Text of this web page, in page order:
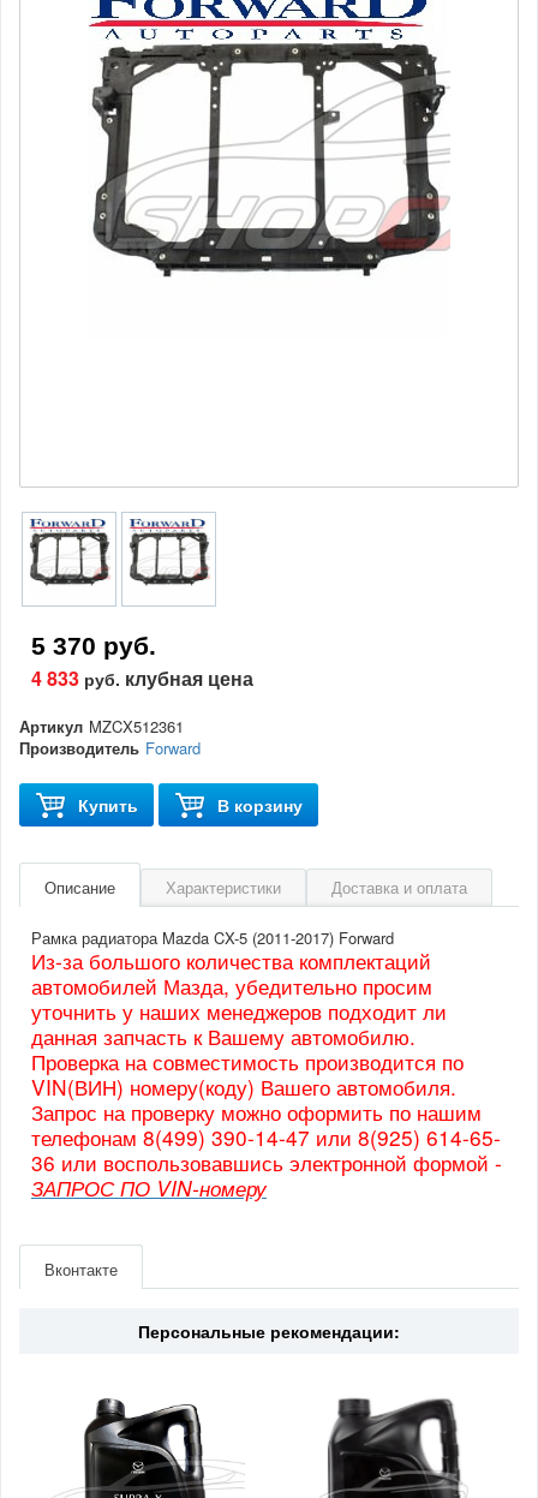
5 370 руб.
4 833 руб. клубная цена
Артикул MZCX512361
Производитель Forward
Купить В корзину
Описание Характеристики Доставка и оплата
Рамка радиатора Mazda CX-5 (2011-2017) Forward
Из-за большого количества комплектаций
автомобилей Мазда, убедительно просим
уточнить у наших менеджеров подходит ли
данная запчасть к Вашему автомобилю.
Проверка на совместимость производится по
VIN(ВИН) номеру(коду) Вашего автомобиля.
Запрос на проверку можно оформить по нашим
телефонам 8(499) 390-14-47 или 8(925) 614-65-
36 или воспользовавшись электронной формой -
ЗАПРОС ПО VIN-номеру
Вконтакте
Персональные рекомендации: